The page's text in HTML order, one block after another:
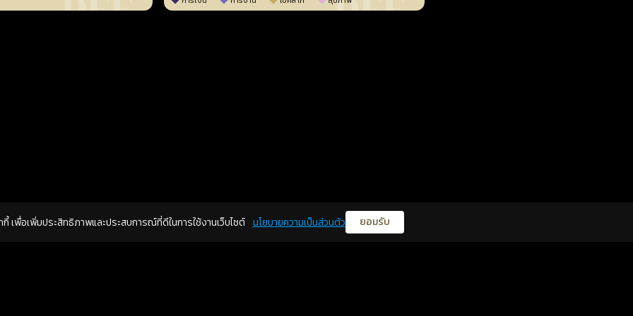
กี้ เพื่อเพิ่มประสิทธิภาพและประสบการณ์ที่ดีในการใช้งานเว็บไซต์ นโยบายความเป็นส่วนตัว ยอมรับ